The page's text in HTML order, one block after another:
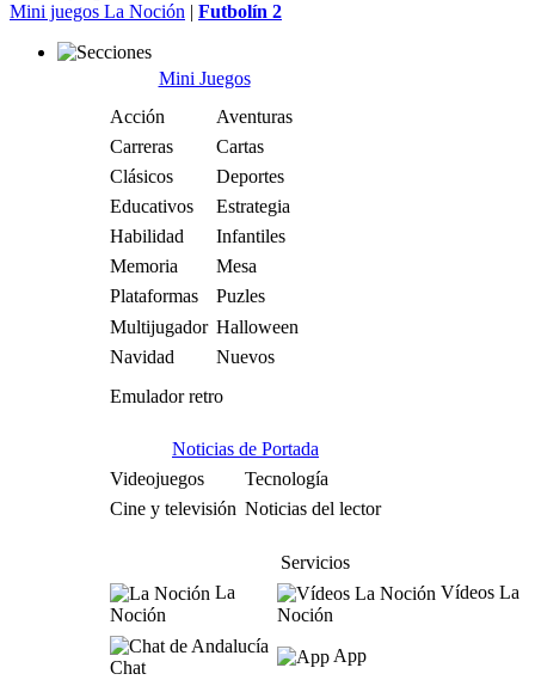
Mini juegos La Noción | Futbolín 2
Mini Juegos
Acción
Aventuras
Carreras
Cartas
Clásicos
Deportes
Educativos
Estrategia
Habilidad
Infantiles
Memoria
Mesa
Plataformas
Puzles
Multijugador Halloween
Navidad
Nuevos
Emulador retro
Noticias de Portada
Videojuegos
Tecnología
Cine y televisión Noticias del lector
Servicios
La
Noción
Vídeos La
Noción
Chat
App